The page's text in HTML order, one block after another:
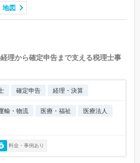
地図
理から確定申告まで支える税理士事
確定申告 経理・決算
輸・物流 医療・福祉
医療法人
料金・事例あり